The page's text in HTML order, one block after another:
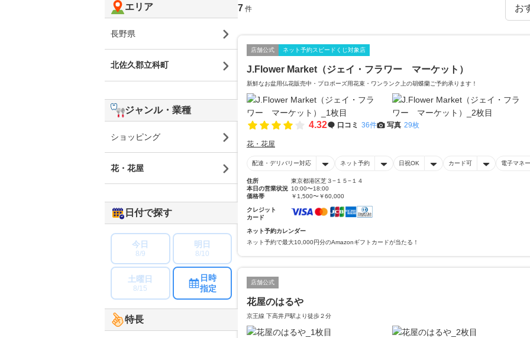
7 件
店舗公式 ネット予約スピードくじ対象店
J.Flower Market（ジェイ・フラワー マーケット）
新鮮なお盆用仏花販売中・プロポーズ用花束・ワンランク上の胡蝶蘭ご予約承ります！
4.32 口コミ 36件 写真 29枚
花・花屋
配達・デリバリー対応 ネット予約 日祝OK カード可 電子マネ
住所
東京都港区芝３−１５−１４
本日の営業状況 10:00〜18:00
価格帯
￥1,500〜￥60,000
クレジット
カード
ネット予約カレンダー
ネット予約で最大10,000円分のAmazonギフトカードが当たる！
店舗公式
花屋のはるや
京王線 下高井戸駅より徒歩２分
エリア
長野県
北佐久郡立科町
ジャンル・業種
ショッピング
花・花屋
日付で探す
今日
8/9
明日
8/10
土曜日
8/15
日時
指定
特長